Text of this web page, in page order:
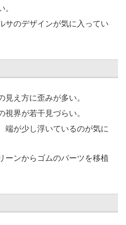
。
サのデザインが気に入ってい
見え方に歪みが多い。
視界が若干見づらい。
端が少し浮いているのが気に
ーンからゴムのパーツを移植